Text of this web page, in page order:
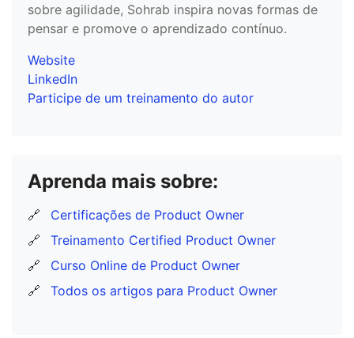
sobre agilidade, Sohrab inspira novas formas de
pensar e promove o aprendizado contínuo.
Website
LinkedIn
Participe de um treinamento do autor
Aprenda mais sobre:
🔗
Certificações de Product Owner
🔗
Treinamento Certified Product Owner
🔗
Curso Online de Product Owner
🔗
Todos os artigos para Product Owner